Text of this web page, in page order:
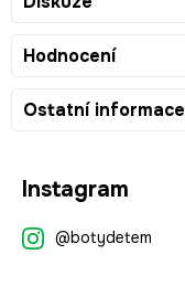
Hodnocení
Ostatní informace
Instagram
@botydetem